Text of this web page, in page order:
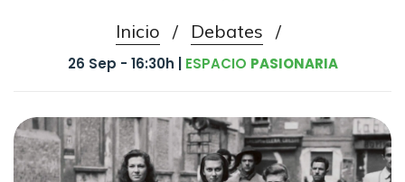
Inicio / Debates /
26 Sep - 16:30h | ESPACIO PASIONARIA